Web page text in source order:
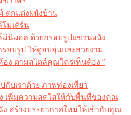
ตกแต่งผนังบ้าน
มเดิร์น
มินิมอล ด้วยกรอบรูปแขวนผนัง
อบรูป ให้ดูอบอุ่นและสวยงาม
ง ตามสไตล์คุณใครเห็นต้อง ”
กับเราด้วย ภาพท่องเที่ยว
เพิ่มความสดใสให้กับพื้นที่ของคุณ
สร้างบรรยากาศใหม่ให้เข้ากับคุณ